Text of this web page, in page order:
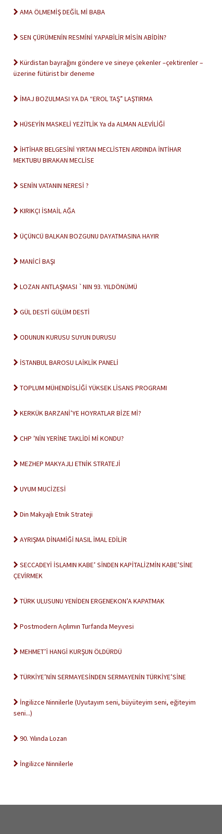
AMA ÖLMEMİŞ DEĞİL Mİ BABA
SEN ÇÜRÜMENİN RESMİNİ YAPABİLİR MİSİN ABİDİN?
Kürdistan bayrağını göndere ve sineye çekenler –çektirenler –
üzerine fütürist bir deneme
İMAJ BOZULMASI YA DA “EROL TAŞ” LAŞTIRMA
HÜSEYİN MASKELİ YEZİTLİK Ya da ALMAN ALEVİLİĞİ
İHTİHAR BELGESİNİ YIRTAN MECLİSTEN ARDINDA İNTİHAR
MEKTUBU BIRAKAN MECLİSE
SENİN VATANIN NERESİ ?
KIRIKÇI İSMAİL AĞA
ÜÇÜNCÜ BALKAN BOZGUNU DAYATMASINA HAYIR
MANİCİ BAŞI
LOZAN ANTLAŞMASI `NIN 93. YILDÖNÜMÜ
GÜL DESTİ GÜLÜM DESTİ
ODUNUN KURUSU SUYUN DURUSU
İSTANBUL BAROSU LAİKLİK PANELİ
TOPLUM MÜHENDİSLİĞİ YÜKSEK LİSANS PROGRAMI
KERKÜK BARZANİ’YE HOYRATLAR BİZE Mİ?
CHP ’NİN YERİNE TAKLİDİ Mİ KONDU?
MEZHEP MAKYAJLI ETNİK STRATEJİ
UYUM MUCİZESİ
Din Makyajlı Etnik Strateji
AYRIŞMA DİNAMİĞİ NASIL İMAL EDİLİR
SECCADEYİ İSLAMIN KABE’ SİNDEN KAPİTALİZMİN KABE’SİNE
ÇEVİRMEK
TÜRK ULUSUNU YENİDEN ERGENEKON’A KAPATMAK
Postmodern Açılımın Turfanda Meyvesi
MEHMET’İ HANGİ KURŞUN ÖLDÜRDÜ
TÜRKİYE’NİN SERMAYESİNDEN SERMAYENİN TÜRKİYE’SİNE
İngilizce Ninnilerle (Uyutayım seni, büyüteyim seni, eğiteyim
seni...)
90. Yılında Lozan
İngilizce Ninnilerle